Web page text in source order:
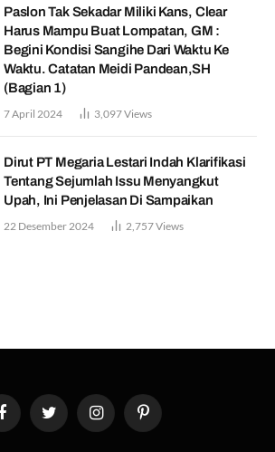
Paslon Tak Sekadar Miliki Kans, Clear
Harus Mampu Buat Lompatan, GM :
Begini Kondisi Sangihe Dari Waktu Ke
Waktu. Catatan Meidi Pandean,SH
(Bagian 1)
7 April 2024 3,097Views
Dirut PT Megaria Lestari Indah Klarifikasi
Tentang Sejumlah Issu Menyangkut
Upah, Ini Penjelasan Di Sampaikan
22 Desember 2024 2,757Views
FacebookTwitter InstagramPinterest